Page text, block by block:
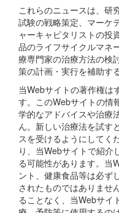
これらのニュースは、研
試験の戦略策定、マーケ
ャーキャピタリストの投
品のライフサイクルマネ
療専門家の治療方法の検
策の計画・実行を補助す
当Webサイトの著作権は
す。このWebサイトの情
学的なアドバイスや治療
ん。新しい治療法を試す
スを受けるようにしてく
り、当Webサイトで紹介
る可能性があります。当
ント、健康食品等は必ず
されたものではありませ
ることなく、当Webサイ